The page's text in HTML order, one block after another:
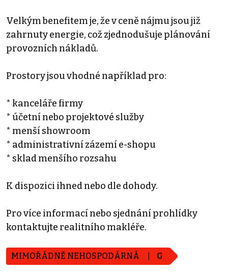
Velkým benefitem je, že v ceně nájmu jsou již
zahrnuty energie, což zjednodušuje plánování
provozních nákladů.
Prostory jsou vhodné například pro:
* kanceláře firmy
* účetní nebo projektové služby
* menší showroom
* administrativní zázemí e-shopu
* sklad menšího rozsahu
K dispozici ihned nebo dle dohody.
Pro více informací nebo sjednání prohlídky
kontaktujte realitního makléře.
MIMOŘÁDNĚ NEHOSPODÁRNÁ G